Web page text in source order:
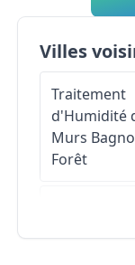
Villes
Traitement
d'Humidité
Murs
Forêt